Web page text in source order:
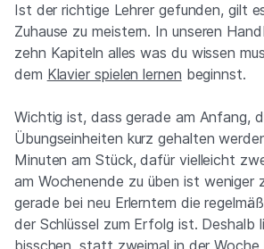
Ist der richtige Lehrer gefunden, gilt
Zuhause zu meistern. In unseren
zehn Kapiteln alles was du wissen
dem Klavier spielen lernen beginnst.
Wichtig ist, dass gerade am Anfang,
Übungseinheiten kurz gehalten
Minuten am Stück, dafür vielleicht
am Wochenende zu üben ist weniger
gerade bei neu Erlerntem die
der Schlüssel zum Erfolg ist. Deshalb
bisschen, statt zweimal in der Woche